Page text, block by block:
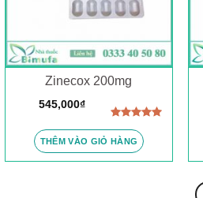
Zinecox 200mg
hạng 5.00
5 sao
545,000₫
THÊM VÀO GIỎ HÀNG